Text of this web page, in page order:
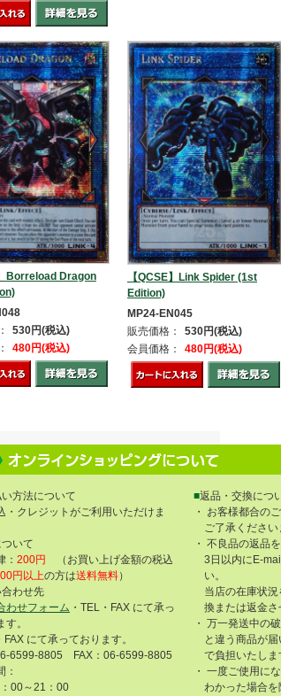
Borreload Dragon
530円(税込)
480円(税込)
【QCSE】Link Spider (1st
Edition)
MP24-EN045
販売価格：
530円(税込)
会員価格：
480円(税込)
方法について
・クレジットがご利用いただけま
いて
： 200円
（お買い上げ金額の税込
円以上の方は送料無料）
わせ先
わせフォーム ・TEL・FAX にて承っ
。
FAX にて承っております。
6599-8805 FAX：06-6599-8805
：
00～21：00
■返品・交換につ
・ お客様都合の
ご了承ください
・ 不良品の返品
3日以内にE-
い。
当店の在庫状
換または返金さ
・ 万一発送中の
と違う商品が
で負担いたしま
・ 一度ご使用に
わかった場合